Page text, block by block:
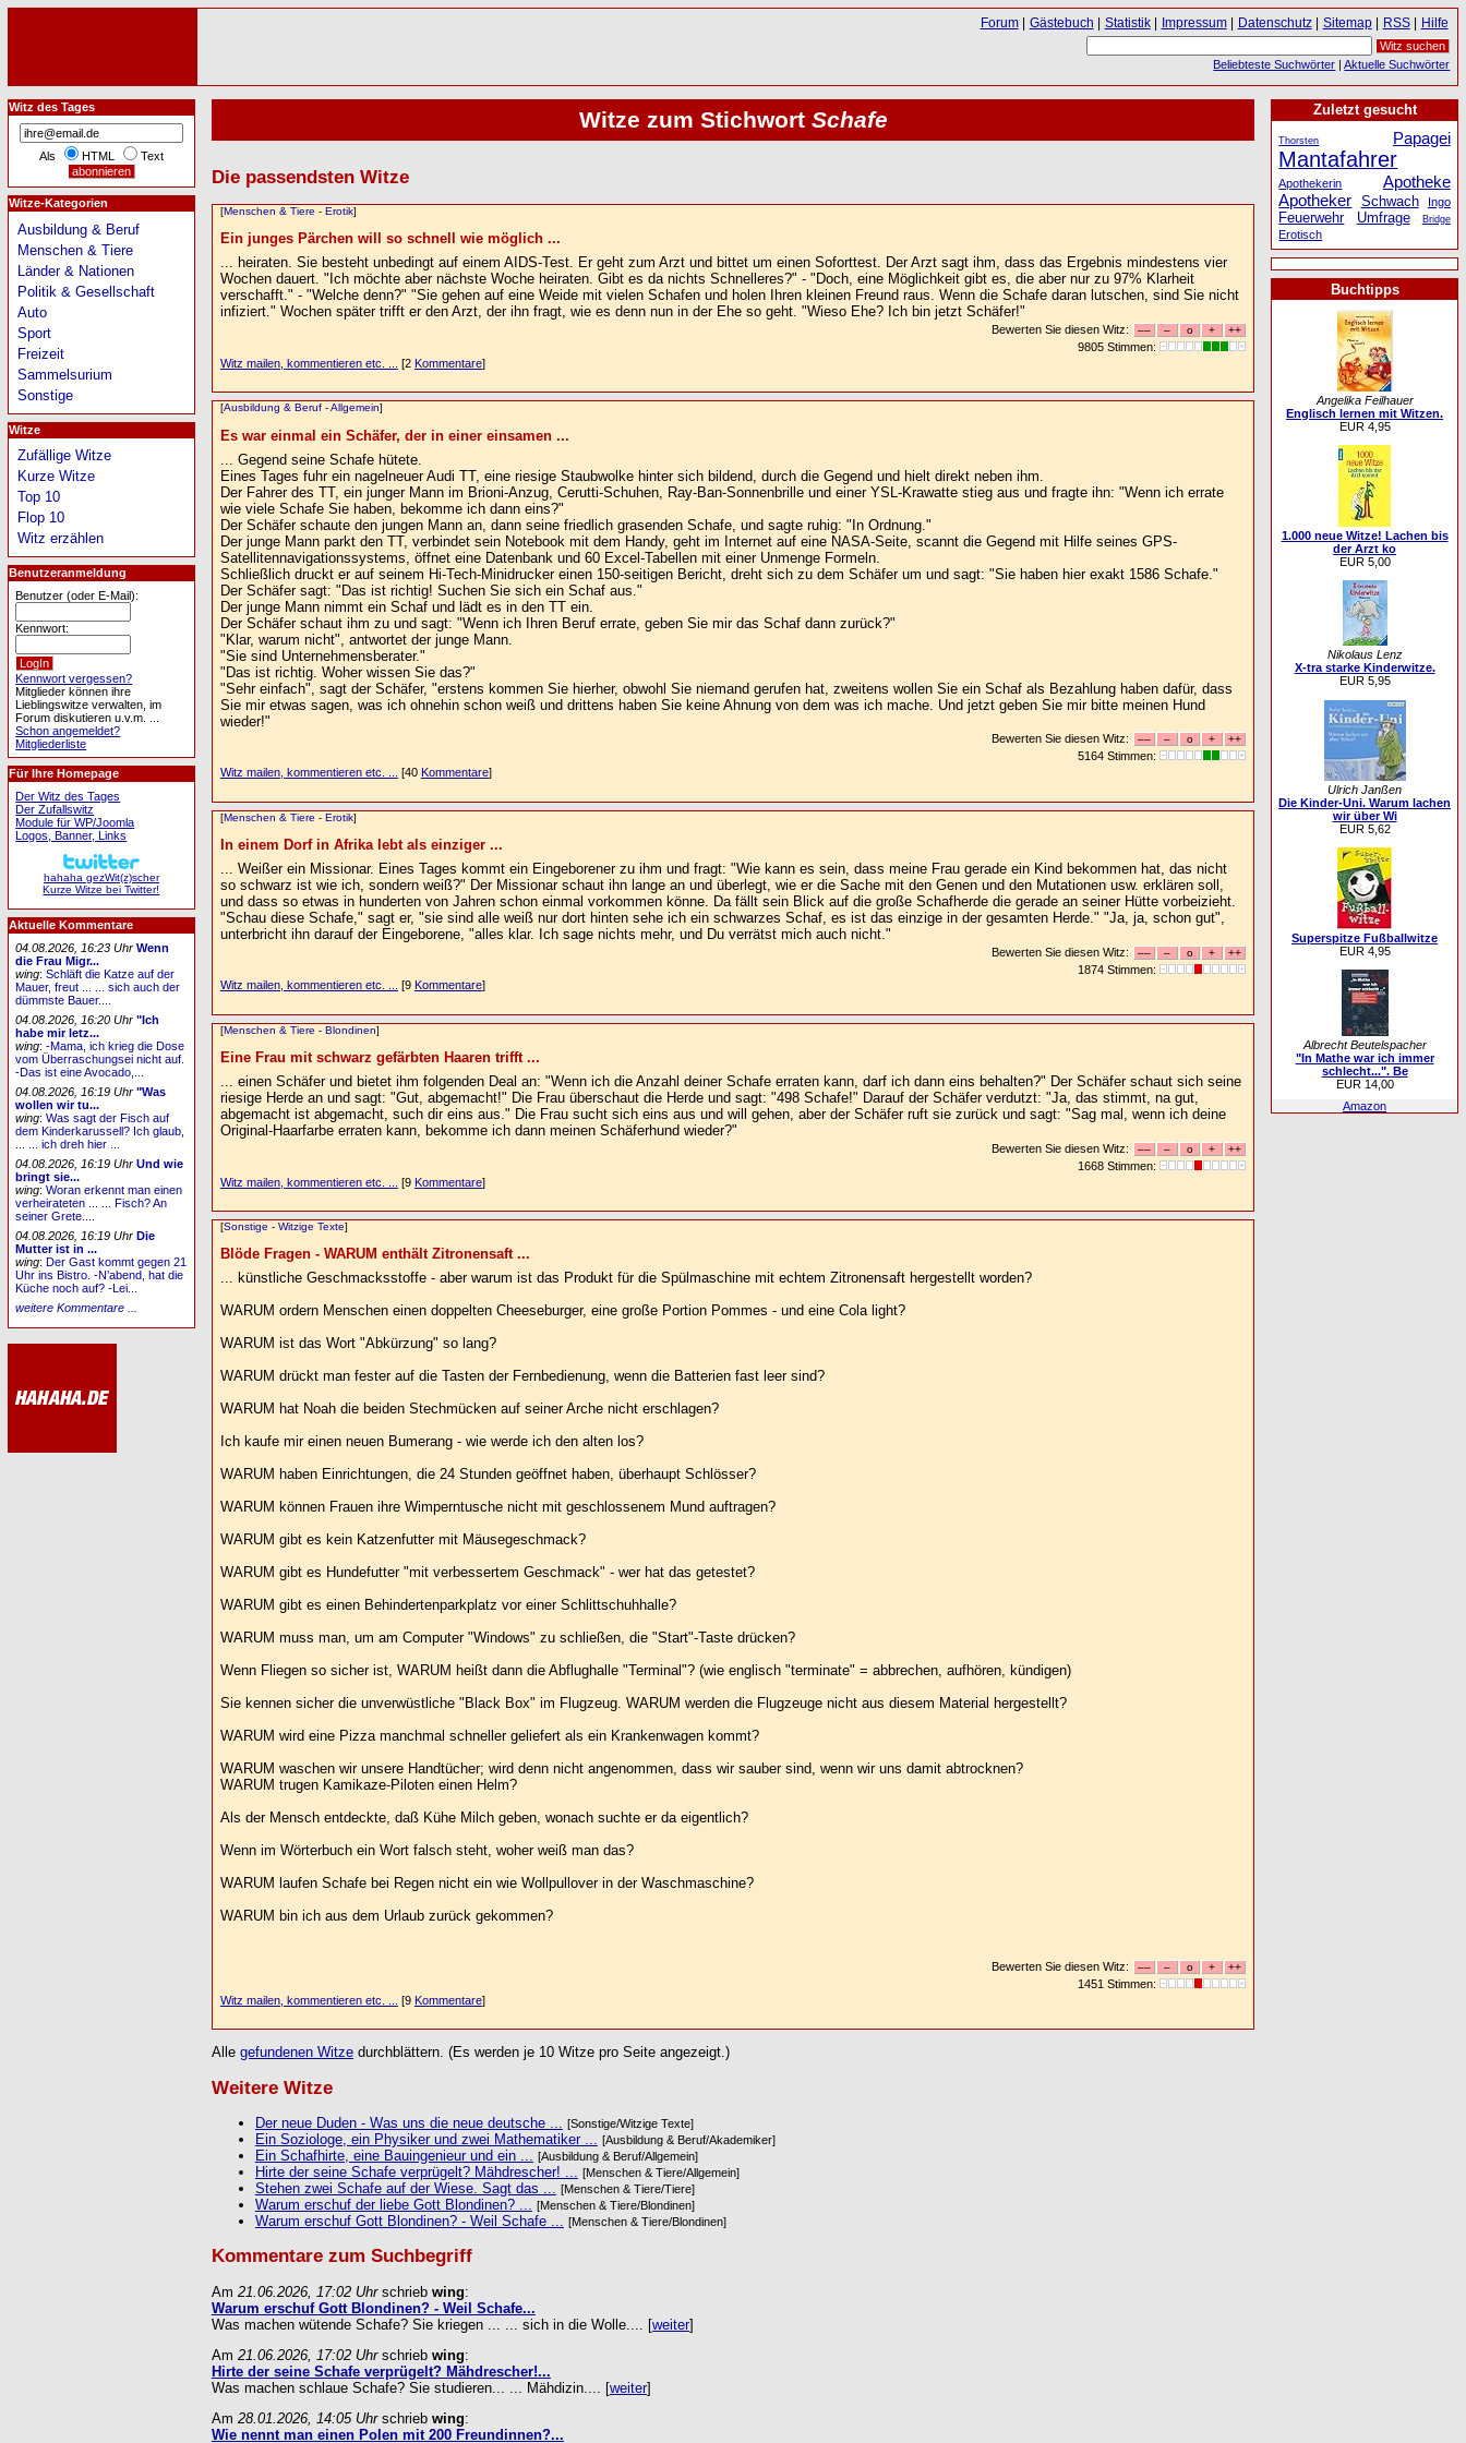
Witze zum Stichwort Schafe
Die passendsten Witze
[Menschen & Tiere - Erotik]
Ein junges Pärchen will so schnell wie möglich ...
... heiraten. Sie besteht unbedingt auf einem AIDS-Test. Er geht zum Arzt und bittet um einen Soforttest. Der Arzt sagt ihm, dass das Ergebnis mindestens vier
Wochen dauert. "Ich möchte aber nächste Woche heiraten. Gibt es da nichts Schnelleres?" - "Doch, eine Möglichkeit gibt es, die aber nur zu 97% Klarheit
verschafft." - "Welche denn?" "Sie gehen auf eine Weide mit vielen Schafen und holen Ihren kleinen Freund raus. Wenn die Schafe daran lutschen, sind Sie nicht
infiziert." Wochen später trifft er den Arzt, der ihn fragt, wie es denn nun in der Ehe so geht. "Wieso Ehe? Ich bin jetzt Schäfer!"
Bewerten Sie diesen Witz:
9805 Stimmen:
Witz mailen, kommentieren etc. ...
[2 Kommentare]
[Ausbildung & Beruf-Allgemein]
Es war einmal ein Schäfer, der in einer einsamen ...
... Gegend seine Schafe hütete.
Eines Tages fuhr ein nagelneuer Audi TT, eine riesige Staubwolke hinter sich bildend, durch die Gegend und hielt direkt neben ihm.
Der Fahrer des TT, ein junger Mann im Brioni-Anzug, Cerutti-Schuhen, Ray-Ban-Sonnenbrille und einer YSL-Krawatte stieg aus und fragte ihn: "Wenn ich errate
wie viele Schafe Sie haben, bekomme ich dann eins?"
Der Schäfer schaute den jungen Mann an, dann seine friedlich grasenden Schafe, und sagte ruhig: "In Ordnung."
Der junge Mann parkt den TT, verbindet sein Notebook mit dem Handy, geht im Internet auf eine NASA-Seite, scannt die Gegend mit Hilfe seines GPS-
Satellitennavigationssystems, öffnet eine Datenbank und 60 Excel-Tabellen mit einer Unmenge Formeln.
Schließlich druckt er auf seinem Hi-Tech-Minidrucker einen 150-seitigen Bericht, dreht sich zu dem Schäfer um und sagt: "Sie haben hier exakt 1586 Schafe."
Der Schäfer sagt: "Das ist richtig! Suchen Sie sich ein Schaf aus."
Der junge Mann nimmt ein Schaf und lädt es in den TT ein.
Der Schäfer schaut ihm zu und sagt: "Wenn ich Ihren Beruf errate, geben Sie mir das Schaf dann zurück?"
"Klar, warum nicht", antwortet der junge Mann.
"Sie sind Unternehmensberater."
"Das ist richtig. Woher wissen Sie das?"
"Sehr einfach", sagt der Schäfer, "erstens kommen Sie hierher, obwohl Sie niemand gerufen hat, zweitens wollen Sie ein Schaf als Bezahlung haben dafür, dass
Sie mir etwas sagen, was ich ohnehin schon weiß und drittens haben Sie keine Ahnung von dem was ich mache. Und jetzt geben Sie mir bitte meinen Hund
wieder!"
Bewerten Sie diesen Witz:
5164 Stimmen:
Witz mailen, kommentieren etc. ...
[40 Kommentare]
[Menschen & Tiere - Erotik]
In einem Dorf in Afrika lebt als einziger ...
... Weißer ein Missionar. Eines Tages kommt ein Eingeborener zu ihm und fragt: "Wie kann es sein, dass meine Frau gerade ein Kind bekommen hat, das nicht
so schwarz ist wie ich, sondern weiß?" Der Missionar schaut ihn lange an und überlegt, wie er die Sache mit den Genen und den Mutationen usw. erklären soll,
und dass so etwas in hunderten von Jahren schon einmal vorkommen könne. Da fällt sein Blick auf die große Schafherde die gerade an seiner Hütte vorbeizieht.
"Schau diese Schafe," sagt er, "sie sind alle weiß nur dort hinten sehe ich ein schwarzes Schaf, es ist das einzige in der gesamten Herde." "Ja, ja, schon gut",
unterbricht ihn darauf der Eingeborene, "alles klar. Ich sage nichts mehr, und Du verrätst mich auch nicht."
Bewerten Sie diesen Witz:
1874 Stimmen:
Witz mailen, kommentieren etc. ... [9 Kommentare]
[Menschen & Tiere - Blondinen]
Eine Frau mit schwarz gefärbten Haaren trifft ...
... einen Schäfer und bietet ihm folgenden Deal an: "Wenn ich die Anzahl deiner Schafe erraten kann, darf ich dann eins behalten?" Der Schäfer schaut sich seine
riesige Herde an und sagt: "Gut, abgemacht!" Die Frau überschaut die Herde und sagt: "498 Schafe!" Darauf der Schäfer verdutzt: "Ja, das stimmt, na gut,
abgemacht ist abgemacht, such dir eins aus." Die Frau sucht sich eins aus und will gehen, aber der Schäfer ruft sie zurück und sagt: "Sag mal, wenn ich deine
Original-Haarfarbe erraten kann, bekomme ich dann meinen Schäferhund wieder?"
Bewerten Sie diesen Witz:
1668 Stimmen:
Witz mailen, kommentieren etc. ...
[9 Kommentare]
[Sonstige - Witzige Texte]
Blöde Fragen - WARUM enthält Zitronensaft ...
... künstliche Geschmacksstoffe - aber warum ist das Produkt für die Spülmaschine mit echtem Zitronensaft hergestellt worden?
WARUM ordern Menschen einen doppelten Cheeseburger, eine große Portion Pommes - und eine Cola light?
WARUM ist das Wort "Abkürzung" so lang?
WARUM drückt man fester auf die Tasten der Fernbedienung, wenn die Batterien fast leer sind?
WARUM hat Noah die beiden Stechmücken auf seiner Arche nicht erschlagen?
Ich kaufe mir einen neuen Bumerang - wie werde ich den alten los?
WARUM haben Einrichtungen, die 24 Stunden geöffnet haben, überhaupt Schlösser?
WARUM können Frauen ihre Wimperntusche nicht mit geschlossenem Mund auftragen?
WARUM gibt es kein Katzenfutter mit Mäusegeschmack?
WARUM gibt es Hundefutter "mit verbessertem Geschmack" - wer hat das getestet?
WARUM gibt es einen Behindertenparkplatz vor einer Schlittschuhhalle?
WARUM muss man, um am Computer "Windows" zu schließen, die "Start"-Taste drücken?
Wenn Fliegen so sicher ist, WARUM heißt dann die Abflughalle "Terminal"? (wie englisch "terminate" = abbrechen, aufhören, kündigen)
Sie kennen sicher die unverwüstliche "Black Box" im Flugzeug. WARUM werden die Flugzeuge nicht aus diesem Material hergestellt?
WARUM wird eine Pizza manchmal schneller geliefert als ein Krankenwagen kommt?
WARUM waschen wir unsere Handtücher; wird denn nicht angenommen, dass wir sauber sind, wenn wir uns damit abtrocknen?
WARUM trugen Kamikaze-Piloten einen Helm?
Als der Mensch entdeckte, daß Kühe Milch geben, wonach suchte er da eigentlich?
Wenn im Wörterbuch ein Wort falsch steht, woher weiß man das?
WARUM laufen Schafe bei Regen nicht ein wie Wollpullover in der Waschmaschine?
WARUM bin ich aus dem Urlaub zurück gekommen?
Bewerten Sie diesen Witz:
1451 Stimmen:
Witz mailen, kommentieren etc. ...
[9 Kommentare]
Alle gefundenen Witzedurchblättern. (Es werden je 10 Witze pro Seite angezeigt.)
Weitere Witze
Der neue Duden - Was uns die neue deutsche ... [Sonstige/Witzige Texte]
Ein Soziologe, ein Physiker und zwei Mathematiker ... [Ausbildung & Beruf/Akademiker]
Ein Schafhirte, eine Bauingenieur und ein ... [Ausbildung & Beruf/Allgemein]
Hirte der seine Schafe verprügelt? Mähdrescher! ... [Menschen & Tiere/Allgemein]
Stehen zwei Schafe auf der Wiese. Sagt das ... [Menschen & Tiere/Tiere]
Warum erschuf der liebe Gott Blondinen? ... [Menschen & Tiere/Blondinen]
Warum erschuf Gott Blondinen? - Weil Schafe ... [Menschen & Tiere/Blondinen]
Kommentare zum Suchbegriff
Am 21.06.2026, 17:02 Uhrschrieb wing:
Warum erschuf Gott Blondinen? - Weil Schafe...
Was machen wütende Schafe? Sie kriegen ... ... sich in die Wolle.... [weiter]
Am 21.06.2026, 17:02 Uhrschrieb wing:
Hirte der seine Schafe verprügelt? Mähdrescher!...
Was machen schlaue Schafe? Sie studieren... ... Mähdizin.... [weiter]
Am 28.01.2026, 14:05 Uhrschrieb wing:
Wie nennt man einen Polen mit 200 Freundinnen?...
Witz des Tages
Als HTML Text
Witze-Kategorien
Ausbildung & Beruf
Menschen & Tiere
Länder & Nationen
Politik & Gesellschaft
Auto
Sport
Freizeit
Sammelsurium
Sonstige
Witze
Zufällige Witze
Kurze Witze
Top 10
Flop 10
Witz erzählen
Benutzeranmeldung
Benutzer (oder E-Mail):
Kennwort:
Kennwort vergessen?
Mitglieder können ihre
Lieblingswitze verwalten, im
Forum diskutieren u.v.m. ...
Schon angemeldet?
Mitgliederliste
Für Ihre Homepage
Der Witz des Tages
Der Zufallswitz
Module für WP/Joomla
Logos, Banner, Links
hahaha gezWit(z)scher
Kurze Witze bei Twitter!
Aktuelle Kommentare
04.08.2026, 16:23 Uhr Wenn
die Frau Migr...
wing:Schläft die Katze auf der
Mauer, freut ... ... sich auch der
dümmste Bauer....
04.08.2026, 16:20 Uhr "Ich
habe mir letz...
wing:-Mama, ich krieg die Dose
vom Überraschungsei nicht auf.
-Das ist eine Avocado,...
04.08.2026, 16:19 Uhr "Was
wollen wir tu...
wing:Was sagt der Fisch auf
dem Kinderkarussell? Ich glaub,
... ... ich dreh hier ...
04.08.2026, 16:19 Uhr Und wie
bringt sie...
wing:Woran erkennt man einen
verheirateten ... ... Fisch? An
seiner Grete....
04.08.2026, 16:19 Uhr Die
Mutter ist in ...
wing:Der Gast kommt gegen 21
Uhr ins Bistro. -N’abend, hat die
Küche noch auf? -Lei...
weitere Kommentare ...
Forum| Gästebuch | Statistik| Impressum| Datenschutz| Sitemap| RSS| Hilfe
Beliebteste Suchwörter |Aktuelle Suchwörter
Zuletzt gesucht
Thorsten Papagei
Mantafahrer
Apothekerin
Apotheke
Apotheker Schwach Ingo
Feuerwehr Umfrage Bridge
Erotisch
Buchtipps
Angelika Feilhauer
Englisch lernen mit Witzen.
EUR 4,95
1.000 neue Witze! Lachen bis
der Arzt ko
EUR 5,00
Nikolaus Lenz
X-tra starke Kinderwitze.
EUR 5,95
Ulrich Janßen
Die Kinder-Uni. Warum lachen
wir über Wi
EUR 5,62
Superspitze Fußballwitze
EUR 4,95
Albrecht Beutelspacher
"In Mathe war ich immer
schlecht...". Be
EUR 14,00
Amazon